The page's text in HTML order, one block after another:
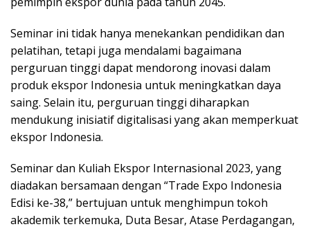
Seminar ini tidak hanya menekankan pendidikan dan
pelatihan, tetapi juga mendalami bagaimana
perguruan tinggi dapat mendorong inovasi dalam
produk ekspor Indonesia untuk meningkatkan daya
saing. Selain itu, perguruan tinggi diharapkan
mendukung inisiatif digitalisasi yang akan memperkuat
ekspor Indonesia.
Seminar dan Kuliah Ekspor Internasional 2023, yang
diadakan bersamaan dengan “Trade Expo Indonesia
Edisi ke-38,” bertujuan untuk menghimpun tokoh
akademik terkemuka, Duta Besar, Atase Perdagangan,